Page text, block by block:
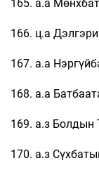
165. а.а
166. ц.а
167. а.а
168. а.а
169. а.з Болдын
170. а.з